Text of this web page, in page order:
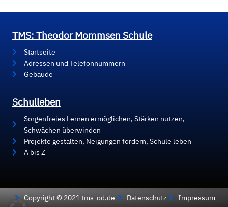
TMS: Theodor Mommsen Schule
Startseite
Adressen und Telefonnummern
Gebäude
Schulleben
Sorgenfreies Lernen ermöglichen, Stärken nutzen,
Schwächen überwinden
Projekte gestalten, Neigungen fördern, Schule leben
A bis Z
Copyright © 2021 tms-od.de Datenschutz Impressum